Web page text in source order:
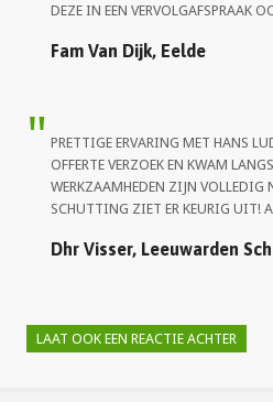
DEZE IN EEN VERVOLGAFSPRAAK
Fam Van Dijk, Eelde
PRETTIGE ERVARING MET HANS
OFFERTE VERZOEK EN KWAM
WERKZAAMHEDEN ZIJN VOLLEDIG
SCHUTTING ZIET ER KEURIG UIT!
Dhr Visser, Leeuwarden
LAAT OOK EEN REACTIE ACHTER